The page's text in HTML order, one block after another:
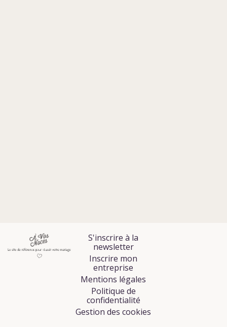
S'inscrire à la
newsletter
Inscrire mon
entreprise
Mentions légales
Politique de
confidentialité
Gestion des cookies